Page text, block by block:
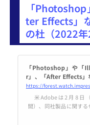
になったとのことで、
ネット接続のない状態で
ルをローカル編集でき
なった。
「
ter Effects」
の杜（2022年
「Photoshop」や「
r」、「After Effects」
命的な脆弱性／Adobe
が対象にセキュリティ
表
米Adobeは2月8日
間）、同社製品に関する